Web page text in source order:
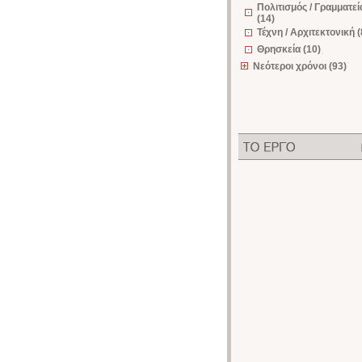
Πολιτισμός /
(14)
Τέχνη / Αρχιτεκτονική
Θρησκεία (10)
Νεότεροι χρόνοι (93)